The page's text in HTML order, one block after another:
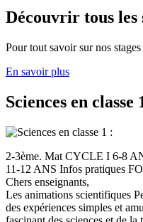
Découvrir tous les
Pour tout savoir sur nos
En savoir plus
Sciences en classe
2-3ème. Mat CYCLE I 6-8
11-12 ANS Infos pratiques
Chers enseignants,
Les animations scientifiques
des expériences simples et